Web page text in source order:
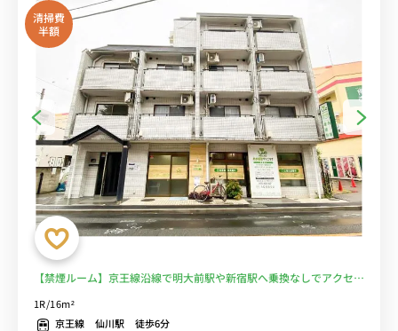
清掃費
半額
【禁煙ルーム】京王線沿線で明大前駅や新宿駅へ乗換なしでアクセ
など生活家電のあるお部屋■選べるWi-Fi格安レンタル中！
1R/16m²
京王線 仙川駅 徒歩6分